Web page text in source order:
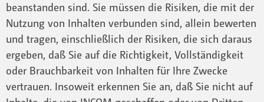
beanstanden sind. Sie müssen die Risiken, die mit der
Nutzung von Inhalten verbunden sind, allein bewerten
und tragen, einschließlich der Risiken, die sich daraus
ergeben, daß Sie auf die Richtigkeit, Vollständigkeit
oder Brauchbarkeit von Inhalten für Ihre Zwecke
vertrauen. Insoweit erkennen Sie an, daß Sie nicht auf